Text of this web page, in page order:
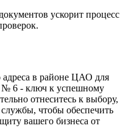
ускорит процесс
в районе ЦАО для
6 - ключ к успешному
отнеситесь к выбору,
чтобы обеспечить
вашего бизнеса от